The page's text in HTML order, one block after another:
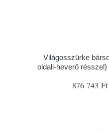
Világosszürke
oldali-heverő
876 743 Ft